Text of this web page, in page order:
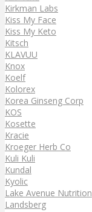
Kirkman Labs
Kiss My Face
Kiss My Keto
Kitsch
KLAVUU
Knox
Koelf
Kolorex
Korea Ginseng Corp
KOS
Kosette
Kracie
Kroeger Herb Co
Kuli Kuli
Kundal
Kyolic
Lake Avenue Nutrition
Landsberg